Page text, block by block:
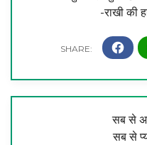
-राखी की
सब से
सब से